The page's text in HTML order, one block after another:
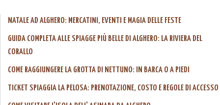
NATALE AD ALGHERO: MERCATINI, EVENTI E MAGIA DELLE FESTE
GUIDA COMPLETA ALLE SPIAGGE PIÙ BELLE DI ALGHERO: LA RIVIERA DEL
CORALLO
COME RAGGIUNGERE LA GROTTA DI NETTUNO: IN BARCA O A PIEDI
TICKET SPIAGGIA LA PELOSA: PRENOTAZIONE, COSTO E REGOLE DI ACCESSO